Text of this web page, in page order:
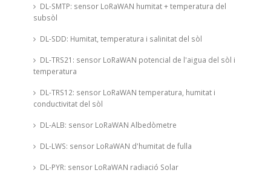
DL-SMTP: sensor LoRaWAN humitat + temperatura del
subsòl
DL-SDD: Humitat, temperatura i salinitat del sòl
DL-TRS21: sensor LoRaWAN potencial de l'aigua del sòl i
temperatura
DL-TRS12: sensor LoRaWAN temperatura, humitat i
conductivitat del sòl
DL-ALB: sensor LoRaWAN Albedòmetre
DL-LWS: sensor LoRaWAN d'humitat de fulla
DL-PYR: sensor LoRaWAN radiació Solar